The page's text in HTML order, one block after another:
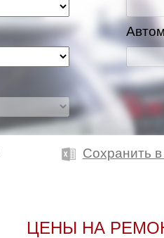
Сохранить в
ЦЕНЫ НА